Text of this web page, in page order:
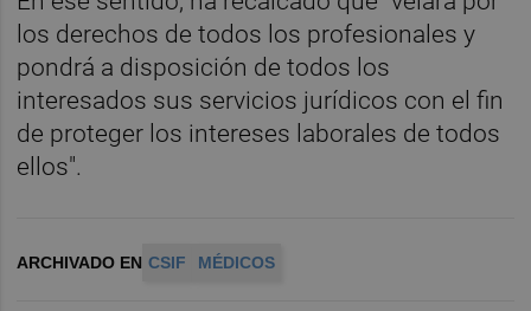
los derechos de todos los profesionales y
pondrá a disposición de todos los
interesados sus servicios jurídicos con el fin
de proteger los intereses laborales de todos
ellos".
ARCHIVADO EN CSIF MÉDICOS